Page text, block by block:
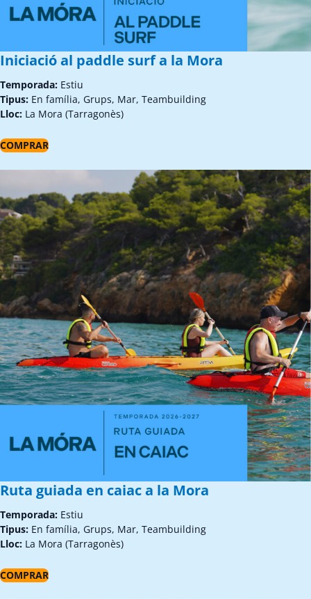
Iniciació al paddle surf a la Mora
Temporada: Estiu
Tipus: En família, Grups, Mar, Teambuilding
Lloc: La Mora (Tarragonès)
COMPRAR
Ruta guiada en caiac a la Mora
Temporada: Estiu
Tipus: En família, Grups, Mar, Teambuilding
Lloc: La Mora (Tarragonès)
COMPRAR